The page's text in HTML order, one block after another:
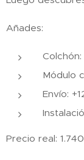
Añades:
Módulo
Envío:
Precio real: